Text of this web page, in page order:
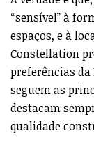
Citflat
RMS